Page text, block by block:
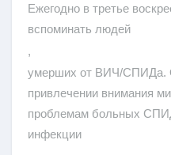
Ежегодно в третье
вспоминать людей
,
умерших от ВИЧ/СПИДа.
привлечении внимания
проблемам больных
инфекции